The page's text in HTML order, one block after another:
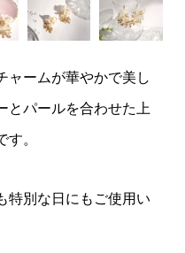
ャームが華やかで美し
とパールを合わせた上
。
特別な日にもご使用い